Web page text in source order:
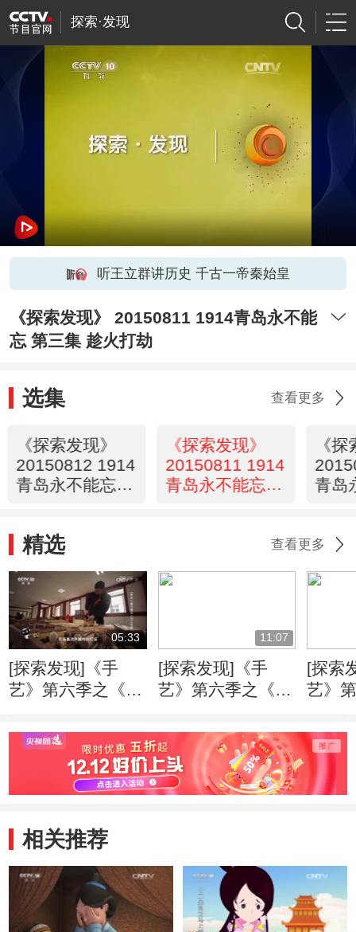
探索·发现
听王立群讲历史 千古一帝秦始皇
《探索发现》 20150811 1914青岛永不能
忘 第三集 趁火打劫
选集 查看更多
《探索发现》
20150812 1914
青岛永不能忘
《探索发现》
20150811 1914
青岛永不能忘
《
青岛
精选 查看更多
05:33
[探索发现]《手
艺》第六季之《万
木雕的制作环节
11:07
[探索发现]《手
艺》第六季之《姑
塑模的过程
[探索
艺》
如何
后的
相关推荐